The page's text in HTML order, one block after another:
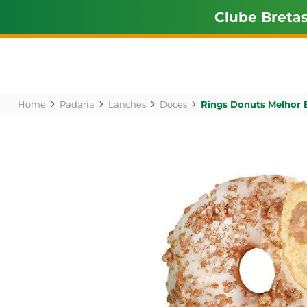
Clube
Padaria Lanches Doces Rings Donuts Melhor